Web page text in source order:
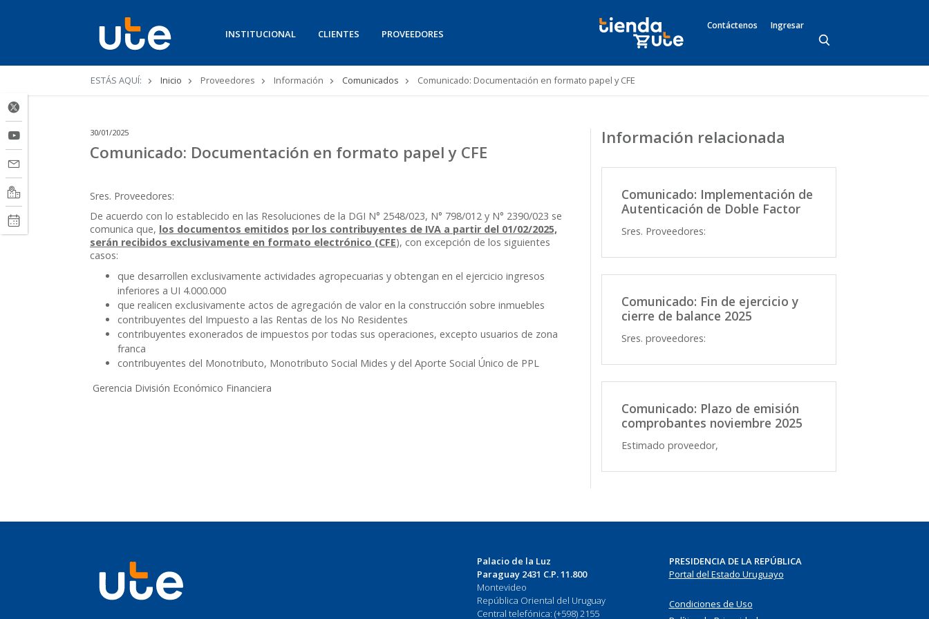
INSTITUCIONAL CLIENTES PROVEEDORES
Contáctenos Ingresar
Ruta
navegación
ESTÁS AQUÍ: Inicio Proveedores Información Comunicados Comunicado: Documentación en formato papel y CFE
30/01/2025
Comunicado: Documentación en formato papel y CFE
Sres. Proveedores:
De acuerdo con lo establecido en las Resoluciones de la DGI N° 2548/023, N° 798/012 y N° 2390/023 se
comunica que, los documentos emitidos por los contribuyentes de IVA a partir del 01/02/2025,
serán recibidos exclusivamente en formato electrónico (CFE), con excepción de los siguientes
casos:
que desarrollen exclusivamente actividades agropecuarias y obtengan en el ejercicio ingresos
inferiores a UI 4.000.000
que realicen exclusivamente actos de agregación de valor en la construcción sobre inmuebles
contribuyentes del Impuesto a las Rentas de los No Residentes
contribuyentes exonerados de impuestos por todas sus operaciones, excepto usuarios de zona
franca
contribuyentes del Monotributo, Monotributo Social Mides y del Aporte Social Único de PPL
Gerencia División Económico Financiera
Información relacionada
Comunicado: Implementación de
Autenticación de Doble Factor
Sres. Proveedores:
Comunicado: Fin de ejercicio y
cierre de balance 2025
Sres. proveedores:
Comunicado: Plazo de emisión
comprobantes noviembre 2025
Estimado proveedor,
Palacio de la Luz
Paraguay 2431 C.P. 11.800
Montevideo
República Oriental del Uruguay
Central telefónica: (+598) 2155
PRESIDENCIA DE LA REPÚBLICA
Portal del Estado Uruguayo
Condiciones de Uso